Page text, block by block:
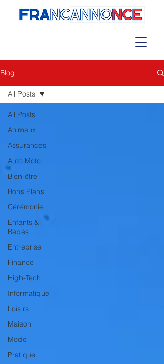
Blog
All Posts
Animaux
Assurances
Auto Moto
Bien-être
Bons Plans
Cérémonie
Enfants &
Bébés
Entreprise
Finance
High-Tech
Informatique
Loisirs
Maison
Mode
Pratique
All Posts